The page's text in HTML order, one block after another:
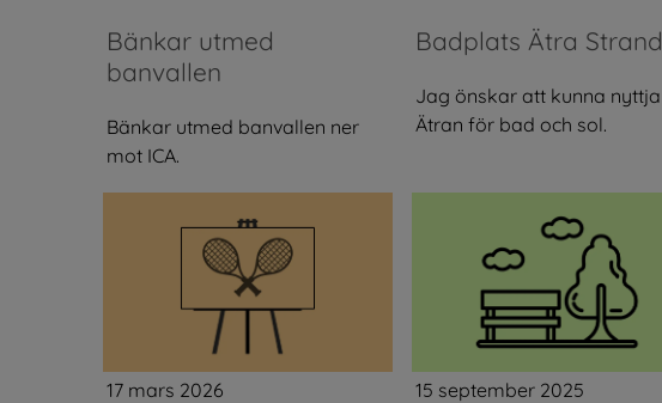
Bänkar utmed
banvallen
Bänkar utmed banvallen ner
mot ICA.
Badplats Ätra Strand
Jag önskar att kunna nyttja
Ätran för bad och sol.
17 mars 2026 15 september 2025